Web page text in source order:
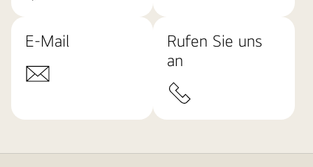
E-Mail
Rufen Sie uns
an